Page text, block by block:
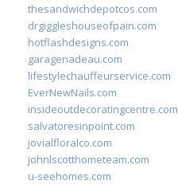
thesandwichdepotcos.com
drgiggleshouseofpain.com
hotflashdesigns.com
garagenadeau.com
lifestylechauffeurservice.com
EverNewNails.com
insideoutdecoratingcentre.com
salvatoresinpoint.com
jovialfloralco.com
johnlscotthometeam.com
u-seehomes.com